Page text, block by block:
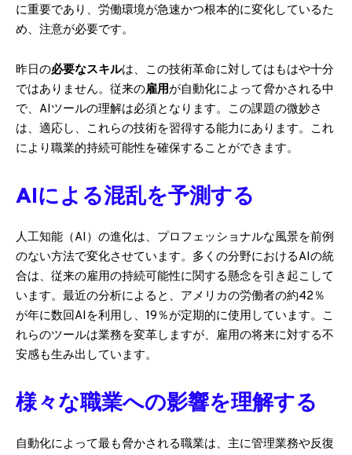
に重要であり、労働環境が急速かつ根本的に変化しているた
め、注意が必要です。
昨日の必要なスキルは、この技術革命に対してはもはや十分
ではありません。従来の雇用が自動化によって脅かされる中
で、AIツールの理解は必須となります。この課題の微妙さ
は、適応し、これらの技術を習得する能力にあります。これ
により職業的持続可能性を確保することができます。
AIによる混乱を予測する
人工知能（AI）の進化は、プロフェッショナルな風景を前例
のない方法で変化させています。多くの分野におけるAIの統
合は、従来の雇用の持続可能性に関する懸念を引き起こして
います。最近の分析によると、アメリカの労働者の約42％
が年に数回AIを利用し、19％が定期的に使用しています。こ
れらのツールは業務を変革しますが、雇用の将来に対する不
安感も生み出しています。
様々な職業への影響を理解する
自動化によって最も脅かされる職業は、主に管理業務や反復